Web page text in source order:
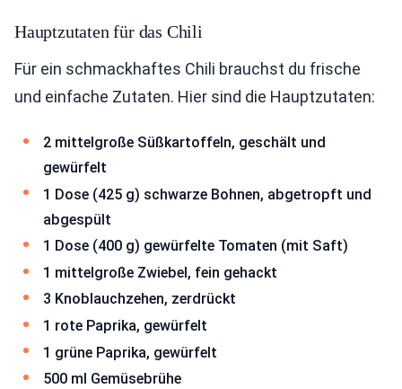
Hauptzutaten für das Chili
Für ein schmackhaftes Chili brauchst du frische
und einfache Zutaten. Hier sind die Hauptzutaten:
2 mittelgroße Süßkartoffeln, geschält und
gewürfelt
1 Dose (425 g) schwarze Bohnen, abgetropft und
abgespült
1 Dose (400 g) gewürfelte Tomaten (mit Saft)
1 mittelgroße Zwiebel, fein gehackt
3 Knoblauchzehen, zerdrückt
1 rote Paprika, gewürfelt
1 grüne Paprika, gewürfelt
500 ml Gemüsebrühe